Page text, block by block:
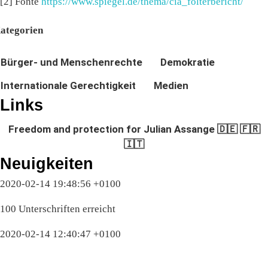
Bürger- und Menschenrechte
Demokratie
Internationale Gerechtigkeit
Medien
Links
Freedom and protection for Julian Assange 🇩🇪 🇫🇷
🇮🇹
Neuigkeiten
2020-02-14 19:48:56 +0100
100 Unterschriften erreicht
2020-02-14 12:40:47 +0100